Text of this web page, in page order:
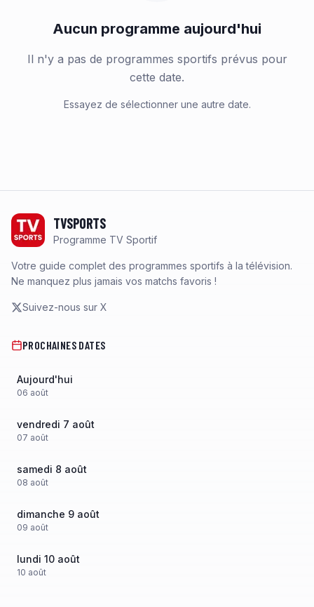
Aucun programme aujourd'hui
Il n'y a pas de programmes sportifs prévus pour
cette date.
Essayez de sélectionner une autre date.
TVSPORTS
Programme TV Sportif
Votre guide complet des programmes sportifs à la télévision.
Ne manquez plus jamais vos matchs favoris !
Suivez-nous sur X
PROCHAINES DATES
Aujourd'hui
06 août
vendredi 7 août
07 août
samedi 8 août
08 août
dimanche 9 août
09 août
lundi 10 août
10 août